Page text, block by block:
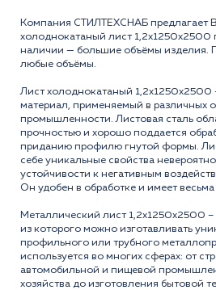
Компания СТИЛТЕХСНАБ предлагает
холоднокатаный лист 1,2x1250x2500
наличии — большие объёмы изделия.
любые объёмы.
Лист холоднокатаный 1,2x1250x2500
материал, применяемый в различных
промышленности. Листовая сталь
прочностью и хорошо поддается
приданию профилю гнутой формы.
себе уникальные свойства
устойчивости к негативным
Он удобен в обработке и имеет
Металлический лист 1,2x1250x2500 –
из которого можно изготавливать
профильного или трубного
используется во многих сферах: от
автомобильной и пищевой
хозяйства до изготовления бытовой